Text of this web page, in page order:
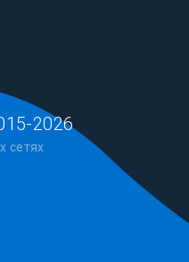
2026
сетях